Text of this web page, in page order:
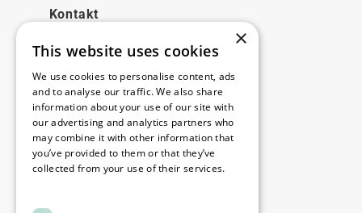
Kontakt
Rechtliches
Disclaimer
Privacy policy
Cookie policy
×
This website uses cookies
We use cookies to personalise content, ads
and to analyse our traffic. We also share
information about your use of our site with
our advertising and analytics partners who
may combine it with other information that
you’ve provided to them or that they’ve
collected from your use of their services.